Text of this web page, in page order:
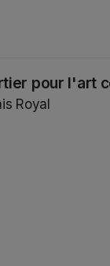
pour l'art
Royal